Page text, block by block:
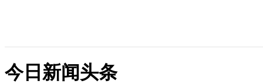
今日新闻头条